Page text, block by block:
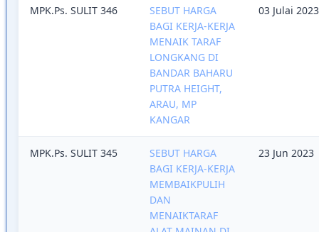
MPK.Ps. SULIT 346
SEBUT HARGA
BAGI KERJA-KERJA
MENAIK TARAF
LONGKANG DI
BANDAR BAHARU
PUTRA HEIGHT,
ARAU, MP
KANGAR
03 Julai 2023
MPK.Ps. SULIT 345
SEBUT HARGA
BAGI KERJA-KERJA
MEMBAIKPULIH
DAN
MENAIKTARAF
23 Jun 2023